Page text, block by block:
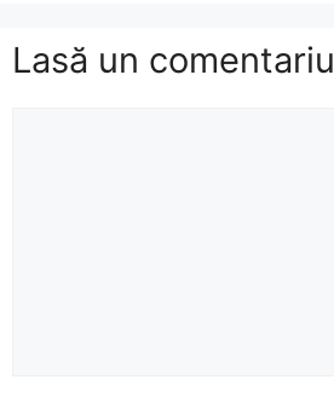
Lasă un comentariu